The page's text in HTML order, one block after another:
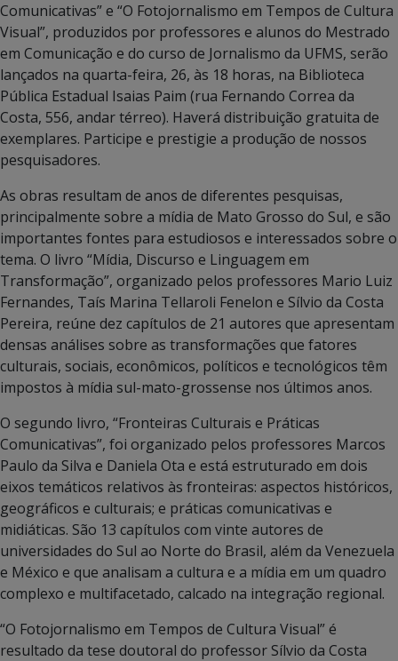
Comunicativas” e “O Fotojornalismo em Tempos de Cultura
Visual”, produzidos por professores e alunos do Mestrado
em Comunicação e do curso de Jornalismo da UFMS, serão
lançados na quarta-feira, 26, às 18 horas, na Biblioteca
Pública Estadual Isaias Paim (rua Fernando Correa da
Costa, 556, andar térreo). Haverá distribuição gratuita de
exemplares. Participe e prestigie a produção de nossos
pesquisadores.
As obras resultam de anos de diferentes pesquisas,
principalmente sobre a mídia de Mato Grosso do Sul, e são
importantes fontes para estudiosos e interessados sobre o
tema. O livro “Mídia, Discurso e Linguagem em
Transformação”, organizado pelos professores Mario Luiz
Fernandes, Taís Marina Tellaroli Fenelon e Sílvio da Costa
Pereira, reúne dez capítulos de 21 autores que apresentam
densas análises sobre as transformações que fatores
culturais, sociais, econômicos, políticos e tecnológicos têm
impostos à mídia sul-mato-grossense nos últimos anos.
O segundo livro, “Fronteiras Culturais e Práticas
Comunicativas”, foi organizado pelos professores Marcos
Paulo da Silva e Daniela Ota e está estruturado em dois
eixos temáticos relativos às fronteiras: aspectos históricos,
geográficos e culturais; e práticas comunicativas e
midiáticas. São 13 capítulos com vinte autores de
universidades do Sul ao Norte do Brasil, além da Venezuela
e México e que analisam a cultura e a mídia em um quadro
complexo e multifacetado, calcado na integração regional.
“O Fotojornalismo em Tempos de Cultura Visual” é
resultado da tese doutoral do professor Sílvio da Costa